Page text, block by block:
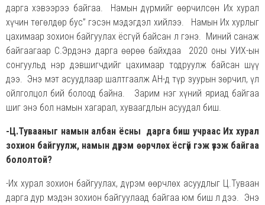
дарга хэвээрээ байгаа. Намын дүрмийг өөрчилсөн Их хурал
хүчин төгөлдөр бус” гэсэн мэдэгдэл хийлээ. Намын Их хурлыг
цахимаар зохион байгуулах ёсгүй байсан л гэнэ. Миний санаж
байгаагаар С.Эрдэнэ дарга өөрөө байхдаа 2020 оны УИХ-ын
сонгуульд нэр дэвшигчдийг цахимаар тодруулж байсан шүү
дээ. Энэ мэт асуудлаар шалтгаалж АН-д түр зуурын зөрчил, үл
ойлголцол бий болоод байна. Зарим нэг хүний яриад байгаа
шиг энэ бол намын хагарал, хуваагдлын асуудал биш.
-Ц.Тувааныг намын албан ёсны дарга биш учраас Их хурал
зохион байгуулж, намын дүрэм өөрчлөх ёсгүй гэж үзэж байгаа
бололтой?
-Их хурал зохион байгуулах, дүрэм өөрчлөх асуудлыг Ц.Туваан
дарга дур мэдэн зохион байгуулаад байгаа юм биш л дээ. Энэ